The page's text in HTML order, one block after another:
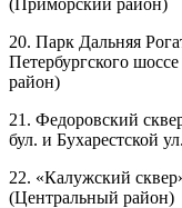
20. Парк Дальняя
Петербургского
район)
21. Федоровский
бул. и Бухарестской
22. «Калужский
(Центральный район)